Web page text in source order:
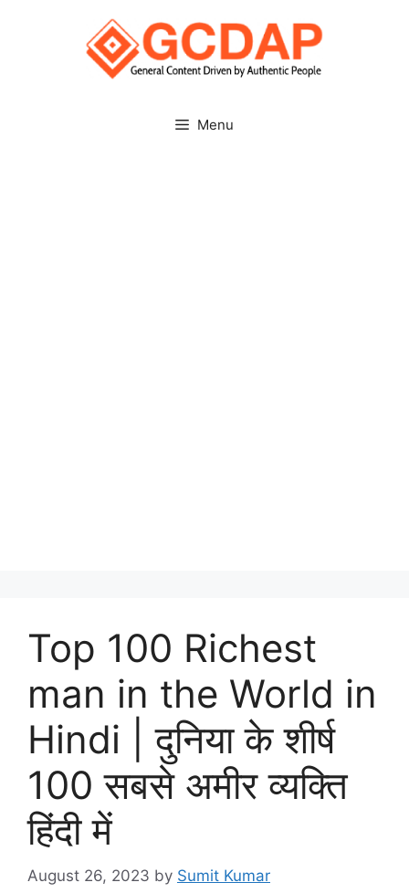
Menu
Top 100 Richest
man in the World in
Hindi | दुनिया के शीर्ष
100 सबसे अमीर व्यक्ति
हिंदी में
August 26, 2023 by Sumit Kumar